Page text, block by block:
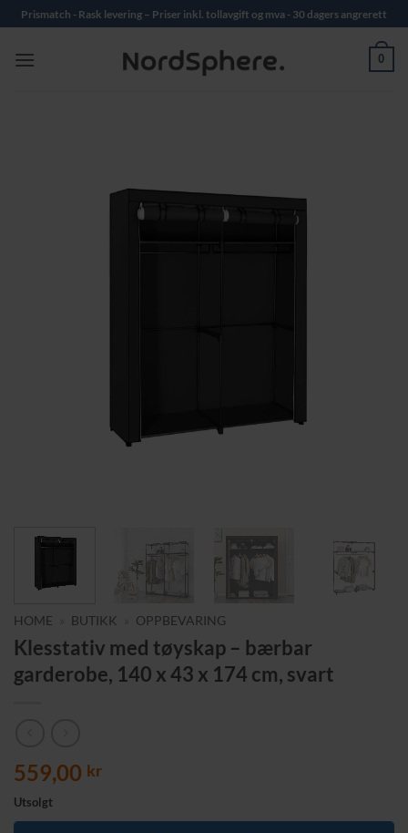
Skip
to
content
Prismatch - Rask levering – Priser inkl. tollavgift og mva - 30 dagers angrerett
0
HOME BUTIKK OPPBEVARING
Klesstativ med tøyskap – bærbar
garderobe, 140 x 43 x 174 cm, svart
559,00 kr
Utsolgt